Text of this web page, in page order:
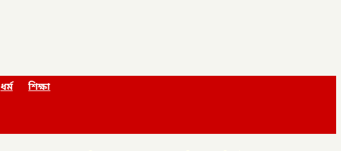
ধর্ম শিক্ষা